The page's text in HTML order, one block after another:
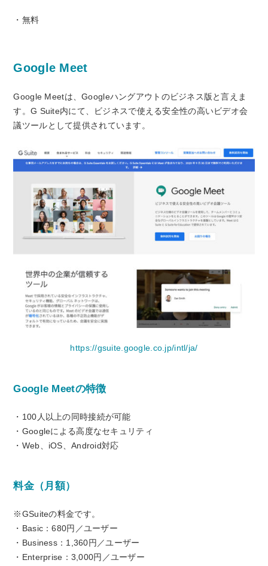
・無料
Google Meet
Google Meetは、Googleハングアウトのビジネス版と言えま
す。G Suite内にて、ビジネスで使える安全性の高いビデオ会
議ツールとして提供されています。
https://gsuite.google.co.jp/intl/ja/
Google Meetの特徴
・100人以上の同時接続が可能
・Googleによる高度なセキュリティ
・Web、iOS、Android対応
料金（月額）
※GSuiteの料金です。
・Basic：680円／ユーザー
・Business：1,360円／ユーザー
・Enterprise：3,000円／ユーザー